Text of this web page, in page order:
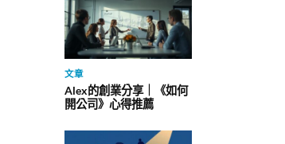
文章
Alex的創業分享｜《如何
開公司》心得推薦